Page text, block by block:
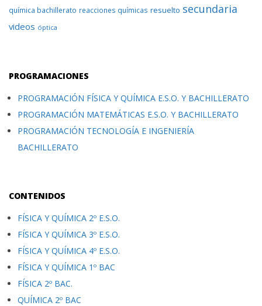
química bachillerato reacciones químicas resuelto secundaria
videos óptica
PROGRAMACIONES
PROGRAMACIÓN FÍSICA Y QUÍMICA E.S.O. Y BACHILLERATO
PROGRAMACIÓN MATEMÁTICAS E.S.O. Y BACHILLERATO
PROGRAMACIÓN TECNOLOGÍA E INGENIERÍA
BACHILLERATO
CONTENIDOS
FÍSICA Y QUÍMICA 2º E.S.O.
FÍSICA Y QUÍMICA 3º E.S.O.
FÍSICA Y QUÍMICA 4º E.S.O.
FÍSICA Y QUÍMICA 1º BAC
FÍSICA 2º BAC.
QUÍMICA 2º BAC